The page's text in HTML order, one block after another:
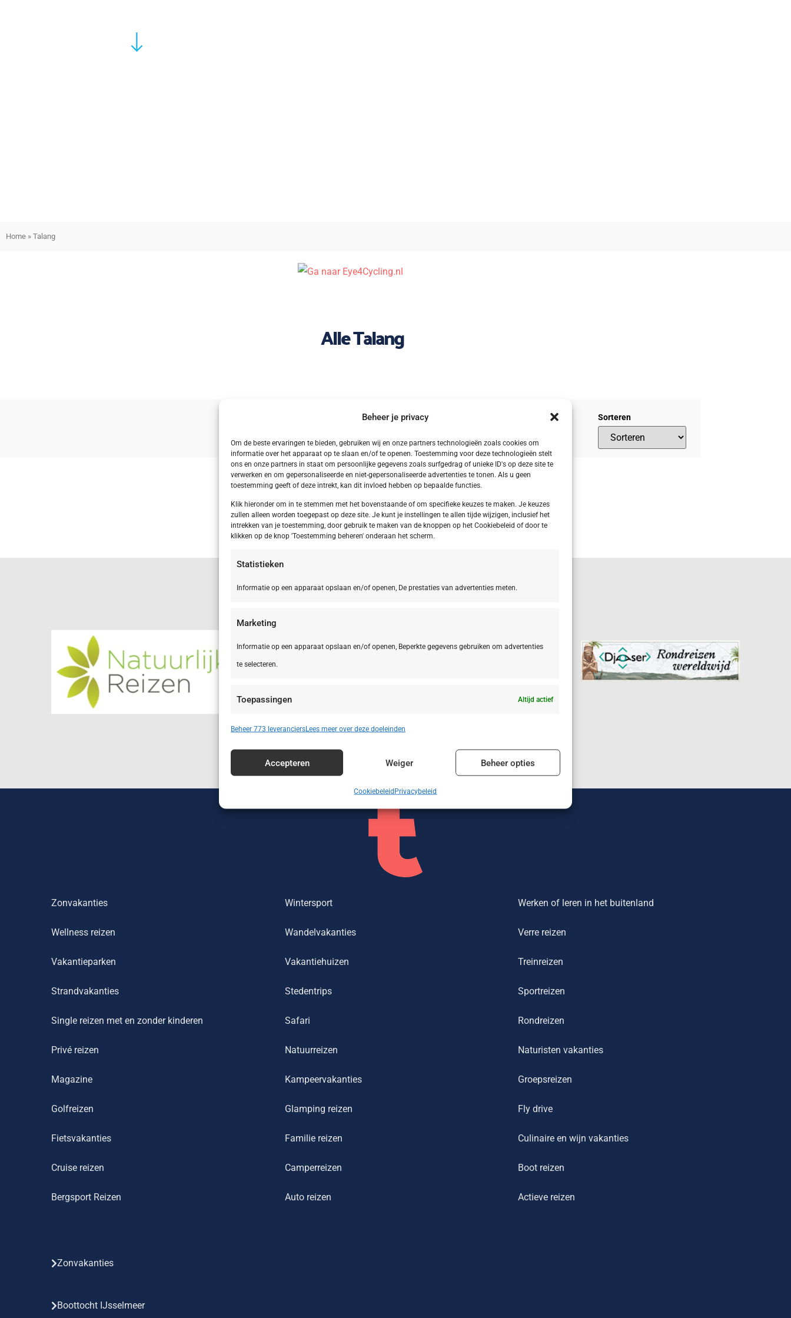
Beheer je privacy
Om de beste ervaringen te bieden, gebruiken wij en onze partners technologieën zoals cookies om
informatie over het apparaat op te slaan en/of te openen. Toestemming voor deze technologieën stelt
ons en onze partners in staat om persoonlijke gegevens zoals surfgedrag of unieke ID's op deze site te
verwerken en om gepersonaliseerde en niet-gepersonaliseerde advertenties te tonen. Als u geen
toestemming geeft of deze intrekt, kan dit invloed hebben op bepaalde functies.
Klik hieronder om in te stemmen met het bovenstaande of om specifieke keuzes te maken. Je keuzes
zullen alleen worden toegepast op deze site. Je kunt je instellingen te allen tijde wijzigen, inclusief het
intrekken van je toestemming, door gebruik te maken van de knoppen op het Cookiebeleid of door te
klikken op de knop 'Toestemming beheren' onderaan het scherm.
Statistieken
Informatie op een apparaat opslaan en/of openen, De prestaties van advertenties meten.
Marketing
Informatie op een apparaat opslaan en/of openen, Beperkte gegevens gebruiken om advertenties
te selecteren.
Toepassingen Altijd actief
Advertenties en content leveren en tonen. Altijd actief
Beheer 773 leveranciersLees meer over deze doeleinden
Accepteren Weiger Beheer opties
CookiebeleidPrivacybeleid
Home » Talang
Alle Talang
Sorteren
Zonvakanties Wintersport Werken of leren in het buitenland
Wellness reizen Wandelvakanties Verre reizen
Vakantieparken Vakantiehuizen Treinreizen
Strandvakanties Stedentrips Sportreizen
Single reizen met en zonder kinderen Safari Rondreizen
Privé reizen Natuurreizen Naturisten vakanties
Magazine Kampeervakanties Groepsreizen
Golfreizen Glamping reizen Fly drive
Fietsvakanties Familie reizen Culinaire en wijn vakanties
Cruise reizen Camperreizen Boot reizen
Bergsport Reizen Auto reizen Actieve reizen
Zonvakanties
Boottocht IJsselmeer